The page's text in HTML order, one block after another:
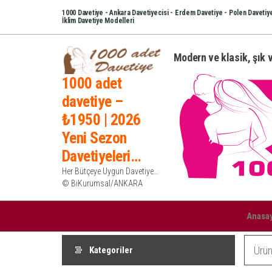
1000 Davetiye - Ankara Davetiyecisi - Erdem Davetiye - Polen
İklim Davetiye Modelleri
1000 adet
davetiye –
₺1950 | 2026
Yeni Sezon
Davetiyeleri…
Her Bütçeye Uygun Davetiye…
© BiKurumsal/ANKARA
Modern ve klasik, şık
Kategoriler